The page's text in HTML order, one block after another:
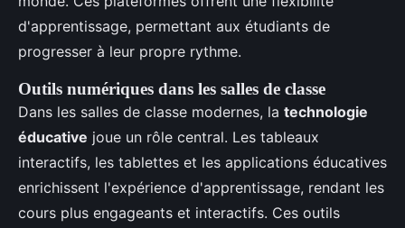
d'apprentissage, permettant aux étudiants de
progresser à leur propre rythme.
Outils numériques dans les salles de classe
Dans les salles de classe modernes, la technologie
éducative joue un rôle central. Les tableaux
interactifs, les tablettes et les applications éducatives
enrichissent l'expérience d'apprentissage, rendant les
cours plus engageants et interactifs. Ces outils